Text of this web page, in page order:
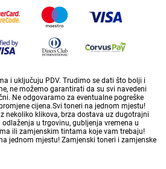
i uključuju PDV. Trudimo se dati što bolji i
ne možemo garantirati da su svi navedeni
Ne odgovaramo za eventualne pogreške
cijena.Svi toneri na jednom mjestu!
nekoliko klikova, brza dostava uz dugotrajni
u trgovinu, gubljenja vremena u
ili zamjenskim tintama koje vam trebaju!
jednom mjestu! Zamjenski toneri i zamjenske